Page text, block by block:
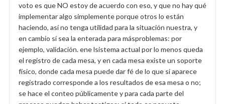
voto es que NO estoy de acuerdo con eso, y que no hay qué
implementar algo simplemente porque otros lo están
haciendo, así no tenga utilidad para la situación nuestra, y
en cambio sí sea la enterada para másproblemas: por
ejemplo, validación. ene lsistema actual por lo menos queda
el registro de cada mesa, y en cada mesa existe un soporte
físico, donde cada mesa puede dar fé de lo que si aparece
registrado corresponde a los resultados de esa mesa o no;
se hace el conteo públicamente y para cada parte del